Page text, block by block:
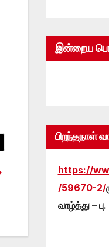
இன்றைய
பிறந்தநாள்
https://
/59670-2/
வாழ்த்து –